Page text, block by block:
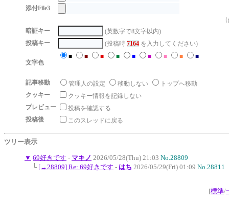
添付File3
暗証キー
(英数字で8文字以内)
投稿キー
(投稿時 7164 を入力してください)
文字色
■ ■ ■ ■ ■ ■ ■ ■ ■
記事移動 管理人の設定 移動しない
トップへ移動
クッキー
クッキー情報を記録しない
プレビュー
投稿を確認する
投稿後
このスレッドに戻る
ツリー表示
▼ 69好きです - マキノ 2026/05/28(Thu) 21:03 No.28809
└ [→28809] Re: 69好きです - はち 2026/05/29(Fri) 01:09 No.28811
[標準/